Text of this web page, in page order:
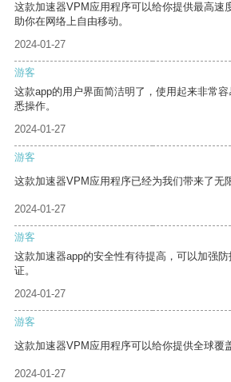
这款加速器VPM应用程序可以给你提供最高速
助你在网络上自由移动。
2024-01-27
游客
这款app的用户界面简洁明了，使用起来非常
悉操作。
2024-01-27
游客
这款加速器VPM应用程序已经为我们带来了无
2024-01-27
游客
这款加速器app的安全性有待提高，可以加强
证。
2024-01-27
游客
这款加速器VPM应用程序可以给你提供全球覆
2024-01-27